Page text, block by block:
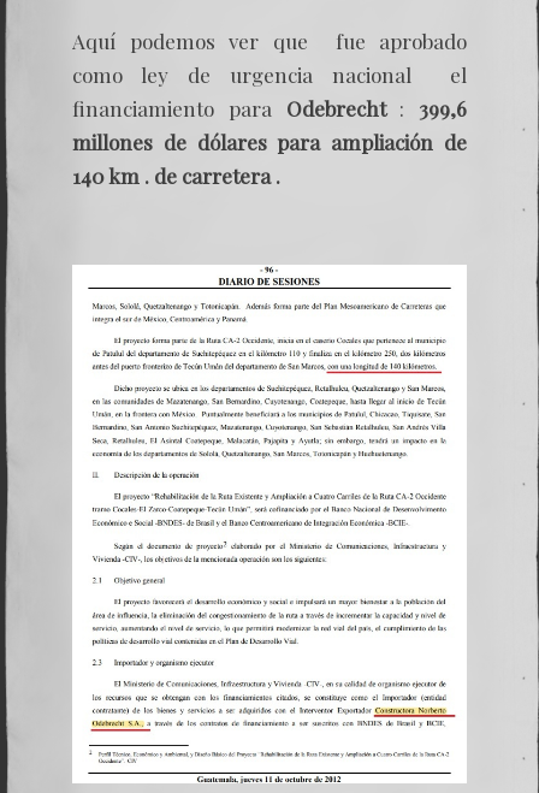
Aquí podemos ver que fue aprobado
como ley de urgencia nacional el
financiamiento para Odebrecht: 399,6
millones de dólares para ampliación de
140 km . de carretera .